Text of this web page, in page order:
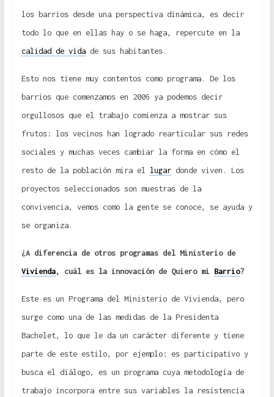
los barrios desde una perspectiva dinámica, es decir
todo lo que en ellas hay o se haga, repercute en la
calidad de vidade sus habitantes.
Esto nos tiene muy contentos como programa. De los
barrios que comenzamos en 2006 ya podemos decir
orgullosos que el trabajo comienza a mostrar sus
frutos: los vecinos han logrado rearticular sus redes
sociales y muchas veces cambiar la forma en cómo el
resto de la población mira el lugardonde viven. Los
proyectos seleccionados son muestras de la
convivencia, vemos como la gente se conoce, se ayuda y
se organiza.
¿A diferencia de otros programas del Ministerio de
Vivienda, cuál es la innovación de Quiero mi Barrio?
Este es un Programa del Ministerio de Vivienda, pero
surge como una de las medidas de la Presidenta
Bachelet, lo que le da un carácter diferente y tiene
parte de este estilo, por ejemplo: es participativo y
busca el diálogo, es un programa cuya metodología de
trabajo incorpora entre sus variables la resistencia